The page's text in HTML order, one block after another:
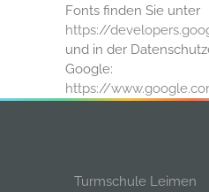
Fonts finden Sie unter
https://
und in der
Google:
https://
Turmschule Leimen